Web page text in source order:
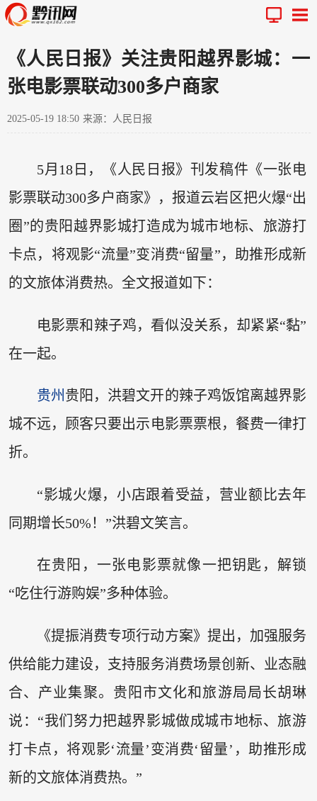
《人民日报》关注贵阳越界影城：一
张电影票联动300多户商家
2025-05-19 18:50 来源：人民日报
5月18日，《人民日报》刊发稿件《一张电
影票联动300多户商家》，报道云岩区把火爆“出
圈”的贵阳越界影城打造成为城市地标、旅游打
卡点，将观影“流量”变消费“留量”，助推形成新
的文旅体消费热。全文报道如下：
电影票和辣子鸡，看似没关系，却紧紧“黏”
在一起。
贵州 贵阳，洪碧文开的辣子鸡饭馆离越界影
城不远，顾客只要出示电影票票根，餐费一律打
折。
“影城火爆，小店跟着受益，营业额比去年
同期增长50%！”洪碧文笑言。
在贵阳，一张电影票就像一把钥匙，解锁
“吃住行游购娱”多种体验。
《提振消费专项行动方案》提出，加强服务
供给能力建设，支持服务消费场景创新、业态融
合、产业集聚。贵阳市文化和旅游局局长胡琳
说：“我们努力把越界影城做成城市地标、旅游
打卡点，将观影‘流量’变消费‘留量’，助推形成
新的文旅体消费热。”